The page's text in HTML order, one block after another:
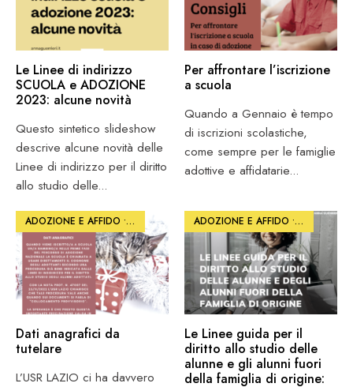
Le Linee di indirizzo
SCUOLA e ADOZIONE
2023: alcune novità
Questo sintetico slideshow
descrive alcune novità delle
Linee di indirizzo per il diritto
allo studio delle...
Per affrontare l’iscrizione
a scuola
Quando a Gennaio è tempo
di iscrizioni scolastiche,
come sempre per le famiglie
adottive e affidatarie...
ADOZIONE E AFFIDO • PHOTO
Dati anagrafici da
tutelare
L’USR LAZIO ci ha davvero
ADOZIONE E AFFIDO • PHOTO
Le Linee guida per il
diritto allo studio delle
alunne e gli alunni fuori
della famiglia di origine: